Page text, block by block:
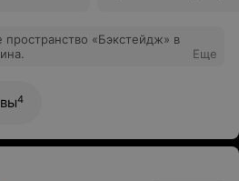
«Бэкстейдж» в
Еще
4